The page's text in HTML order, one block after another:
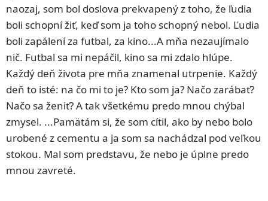
naozaj, som bol doslova prekvapený z toho, že ľudia
boli schopní žiť, keď som ja toho schopný nebol. Ľudia
boli zapálení za futbal, za kino...A mňa nezaujímalo
nič. Futbal sa mi nepáčil, kino sa mi zdalo hlúpe.
Každý deň života pre mňa znamenal utrpenie. Každý
deň to isté: na čo mi to je? Kto som ja? Načo zarábať?
Načo sa ženiť? A tak všetkému predo mnou chýbal
zmysel. ...Pamätám si, že som cítil, ako by nebo bolo
urobené z cementu a ja som sa nachádzal pod veľkou
stokou. Mal som predstavu, že nebo je úplne predo
mnou zavreté.